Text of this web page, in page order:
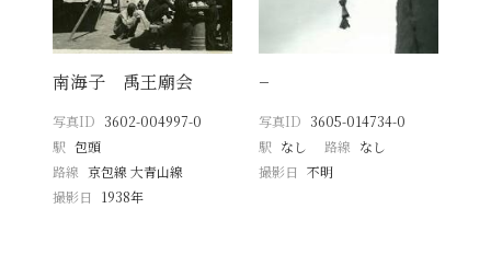
南海子 禹王廟会
写真ID 3602-004997-0
駅 包頭
路線 京包線 大青山線
撮影日
1938年
−
写真ID 3605-014734-0
駅 なし 路線 なし
撮影日 不明